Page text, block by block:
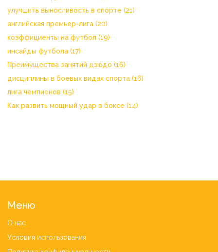
улучшить выносливость в спорте (21)
английская премьер-лига (20)
коэффициенты на футбол (19)
инсайды футбола (17)
Преимущества занятий дзюдо (16)
дисциплины в боевых видах спорта (16)
лига чемпионов (15)
Как развить мощный удар в боксе (14)
Меню
О нас
Условия использования